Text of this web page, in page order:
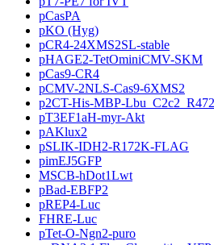
pCasPA
pKO (Hyg)
pCR4-24XMS2SL-stable
pHAGE2-TetOminiCMV-SKM
pCas9-CR4
pCMV-2NLS-Cas9-6XMS2
p2CT-His-MBP-
pT3EF1aH-myr-Akt
pAKlux2
pSLIK-IDH2-R172K-FLAG
pimEJ5GFP
MSCB-hDot1Lwt
pBad-EBFP2
pREP4-Luc
FHRE-Luc
pTet-O-Ngn2-puro